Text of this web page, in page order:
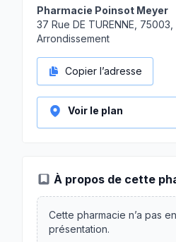
Pharmacie Poinsot Meyer
37 Rue DE TURENNE, 75003,
Arrondissement
Copier l’adresse
Voir le plan
À propos de cette
Cette pharmacie n’a pas
présentation.